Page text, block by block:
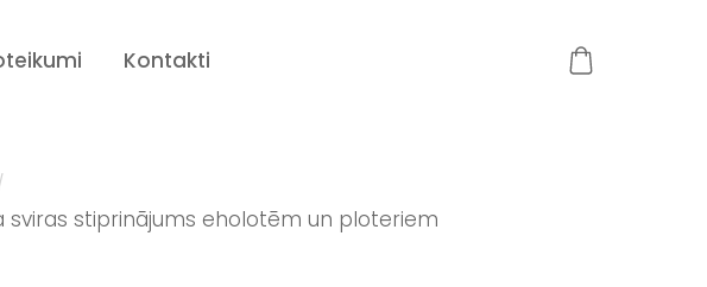
Kontakti
sviras stiprinājums eholotēm un ploteriem